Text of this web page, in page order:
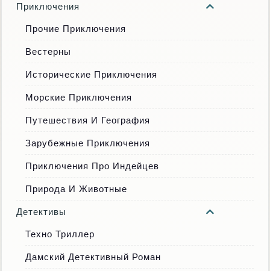
Приключения
Прочие Приключения
Вестерны
Исторические Приключения
Морские Приключения
Путешествия И География
Зарубежные Приключения
Приключения Про Индейцев
Природа И Животные
Детективы
Техно Триллер
Дамский Детективный Роман